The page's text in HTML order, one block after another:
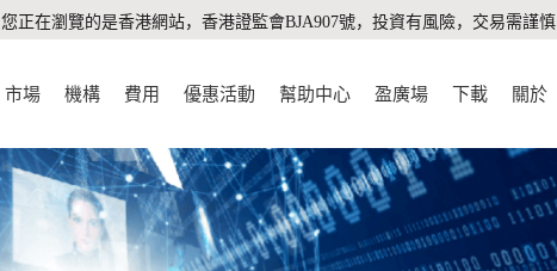
您正在瀏覽的是香港網站，香港證監會BJA907號，投資有風險，交易需謹慎
市場 機構 費用 優惠活動 幫助中心 盈廣場 下載 關於